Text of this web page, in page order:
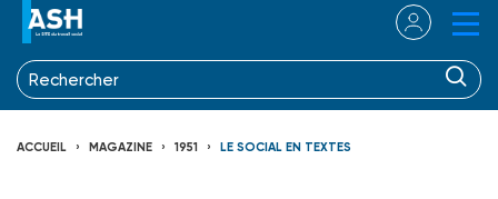
ACCUEIL MAGAZINE 1951 LE SOCIAL EN TEXTES